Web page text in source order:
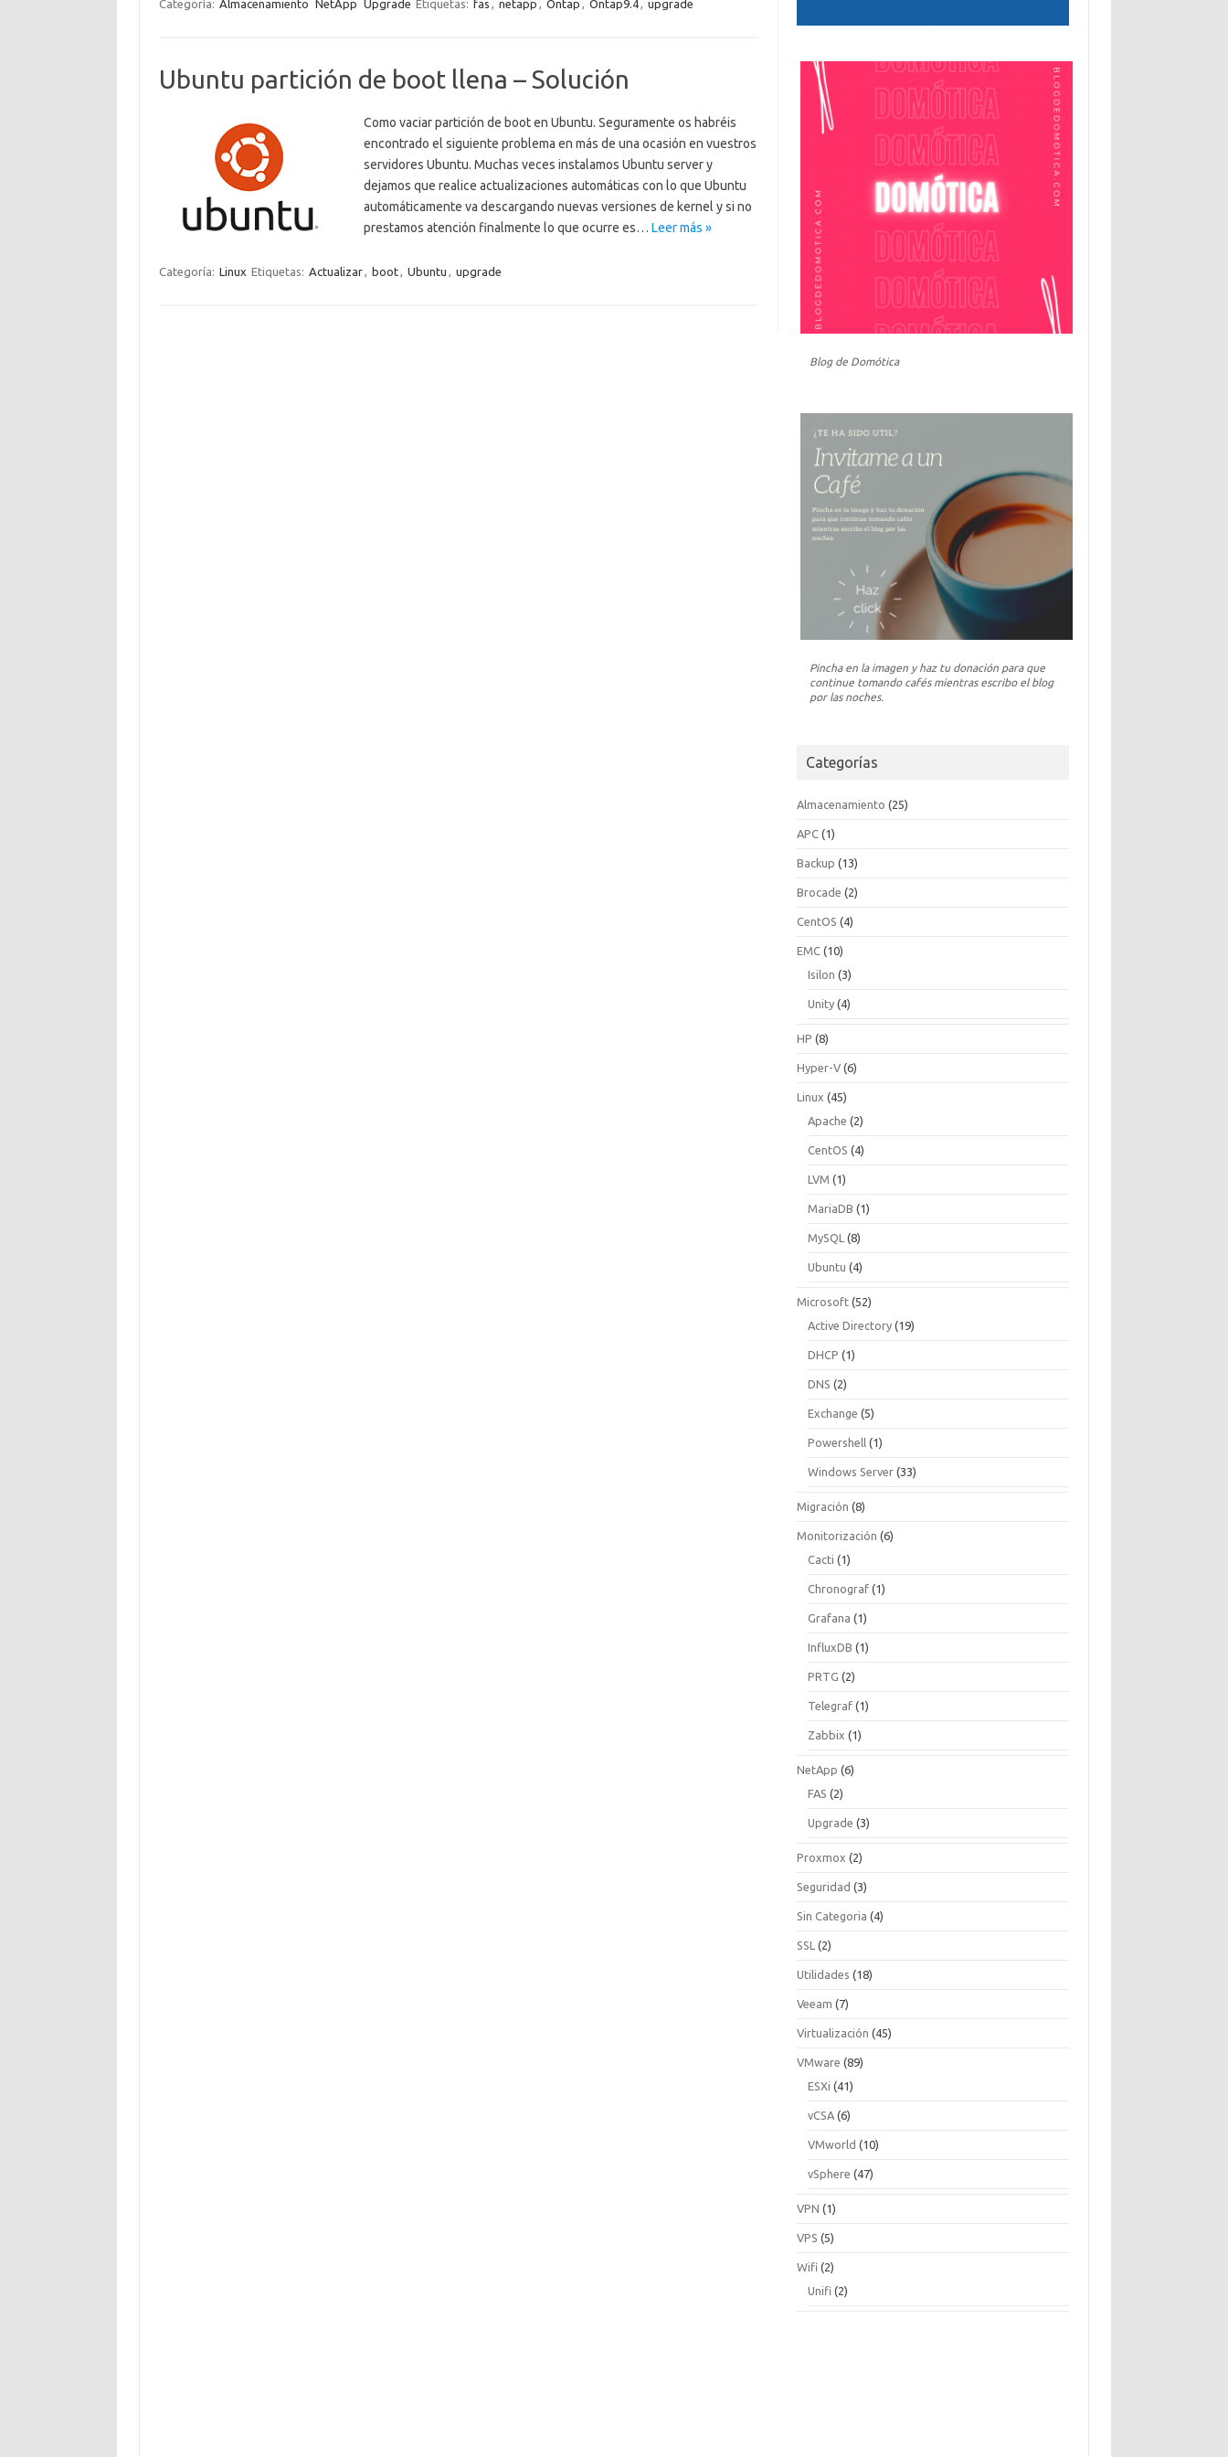
Categoría: Almacenamiento NetApp Upgrade Etiquetas: fas , netapp , Ontap , Ontap9.4, upgrade
Ubuntu partición de boot llena – Solución
Como vaciar partición de boot en Ubuntu. Seguramente os habréis
encontrado el siguiente problema en más de una ocasión en vuestros
servidores Ubuntu. Muchas veces instalamos Ubuntu server y
dejamos que realice actualizaciones automáticas con lo que Ubuntu
automáticamente va descargando nuevas versiones de kernel y si no
prestamos atención finalmente lo que ocurre es… Leer más »
Categoría: Linux Etiquetas: Actualizar, boot, Ubuntu , upgrade
Blog de Domótica
Pincha en la imagen y haz tu donación para que
continue tomando cafés mientras escribo el blog
por las noches.
Categorías
Almacenamiento (25)
APC (1)
Backup (13)
Brocade (2)
CentOS (4)
EMC (10)
Isilon (3)
Unity (4)
HP (8)
Hyper-V (6)
Linux (45)
Apache (2)
CentOS (4)
LVM (1)
MariaDB (1)
MySQL (8)
Ubuntu (4)
Microsoft (52)
Active Directory (19)
DHCP (1)
DNS (2)
Exchange (5)
Powershell (1)
Windows Server (33)
Migración (8)
Monitorización (6)
Cacti (1)
Chronograf (1)
Grafana (1)
InfluxDB (1)
PRTG (2)
Telegraf (1)
Zabbix (1)
NetApp (6)
FAS (2)
Upgrade (3)
Proxmox (2)
Seguridad (3)
Sin Categoria (4)
SSL (2)
Utilidades (18)
Veeam (7)
Virtualización (45)
VMware (89)
ESXi (41)
vCSA (6)
VMworld (10)
vSphere (47)
VPN (1)
VPS (5)
Wifi (2)
Unifi (2)